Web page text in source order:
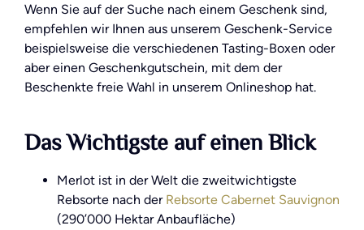
Wenn Sie auf der Suche nach einem Geschenk sind,
empfehlen wir Ihnen aus unserem Geschenk-Service
beispielsweise die verschiedenen Tasting-Boxen oder
aber einen Geschenkgutschein, mit dem der
Beschenkte freie Wahl in unserem Onlineshop hat.
Das Wichtigste auf einen Blick
Merlot ist in der Welt die zweitwichtigste
Rebsorte nach der Rebsorte Cabernet Sauvignon
(290’000 Hektar Anbaufläche)